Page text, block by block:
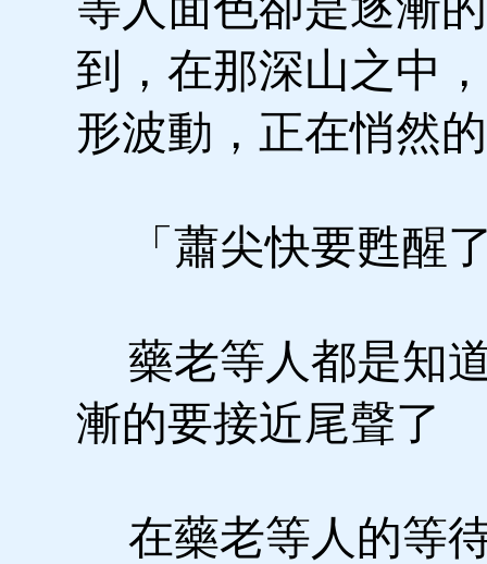
到，在那深山之中
形波動，正在悄然
「蕭尖快要甦醒
藥老等人都是知
漸的要接近尾聲了
在藥老等人的等